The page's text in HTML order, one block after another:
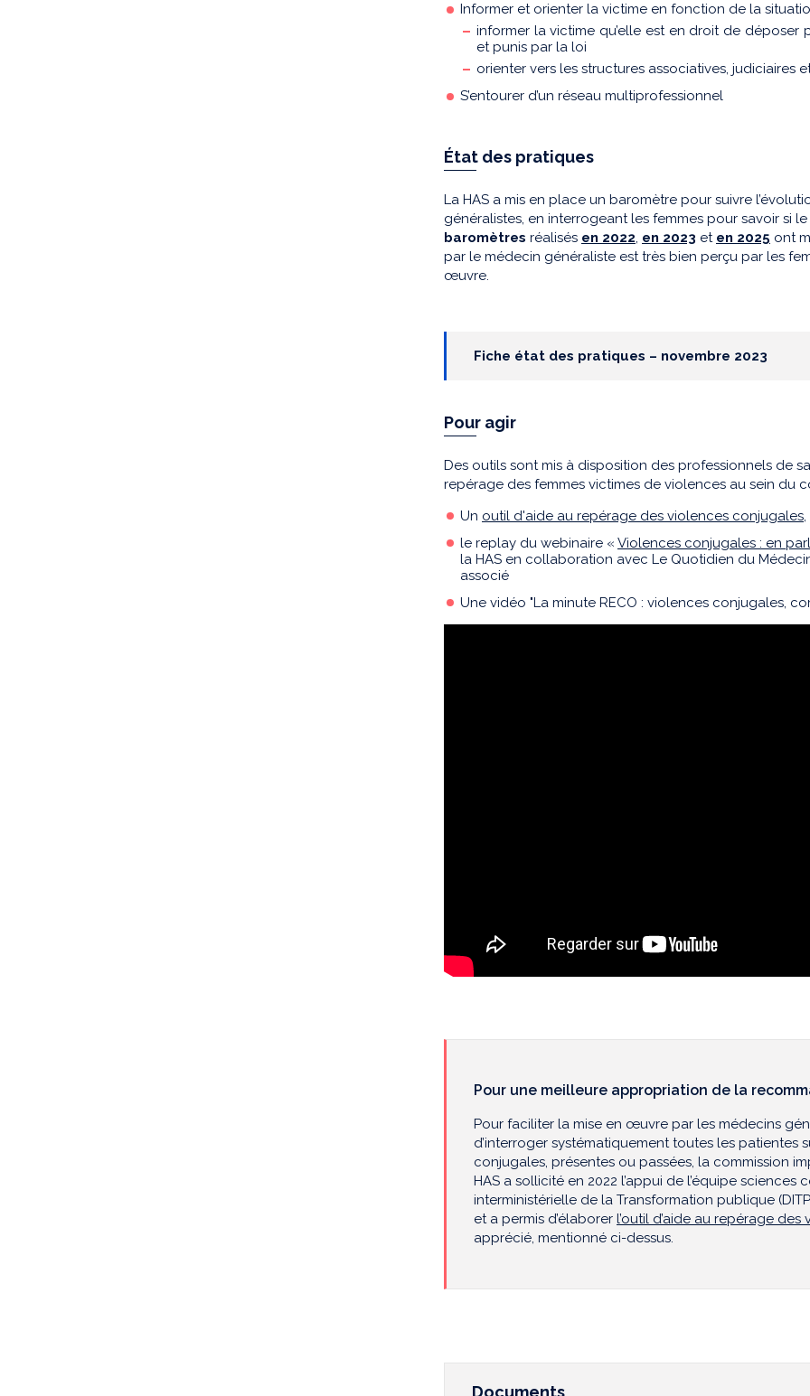
Informer et orienter la victime en fonction de la
informer la victime qu’elle est en droit de déposer
et punis par la loi
orienter vers les structures associatives, judiciaires
S’entourer d’un réseau multiprofessionnel
État des pratiques
La HAS a mis en place un baromètre pour suivre
généralistes, en interrogeant les femmes pour savoir si
baromètres réalisés en 2022, en 2023 et en 2025 ont
par le médecin généraliste est très bien perçu par les
œuvre.
Fiche état des pratiques – novembre 2023
Pour agir
Des outils sont mis à disposition des professionnels de
repérage des femmes victimes de violences au sein du
Un outil d'aide au repérage des violences conjugales
le replay du webinaire « Violences conjugales : en
la HAS en collaboration avec Le Quotidien du
associé
Une vidéo "La minute RECO : violences conjugales,
Pour une meilleure appropriation de la
Pour faciliter la mise en œuvre par les médecins
d’interroger systématiquement toutes les patientes
conjugales, présentes ou passées, la commission
HAS a sollicité en 2022 l’appui de l’équipe
interministérielle de la Transformation publique
et a permis d’élaborer l’outil d’aide au repérage
apprécié, mentionné ci-dessus.
Documents